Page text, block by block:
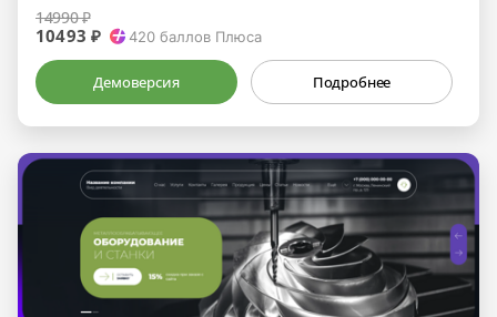
14990 ₽
10493 ₽ 420 баллов Плюса
Демоверсия Подробнее